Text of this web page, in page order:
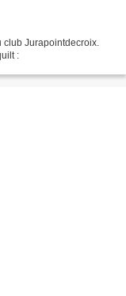
club Jurapointdecroix.
: